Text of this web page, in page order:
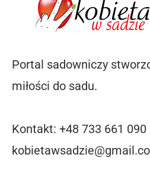
Portal sadowniczy
miłości do sadu.
Kontakt: +48 733 661 090